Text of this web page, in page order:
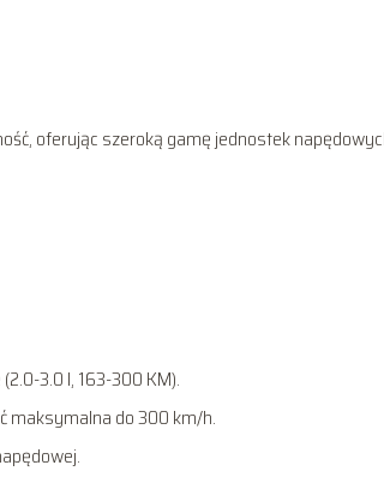
oferując szeroką gamę jednostek
3.0 l, 163-300 KM).
maksymalna do 300 km/h.